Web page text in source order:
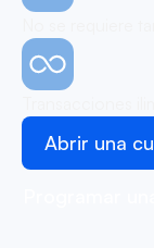
Abrir una